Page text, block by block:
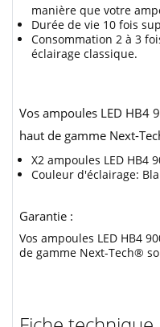
manière que votre
Durée de vie 10 fois
Consommation 2 à 3
éclairage classique.
Vos ampoules LED HB4
haut de gamme Next-
X2 ampoules LED HB4
Couleur d'éclairage:
Garantie :
Vos ampoules LED HB4
de gamme Next-Tech®